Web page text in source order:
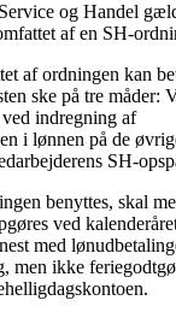
og Handel
af en SH-
af ordningen kan
ske på tre måder:
indregning af
i lønnen på de
SH-
benyttes, skal
ved
med
men ikke